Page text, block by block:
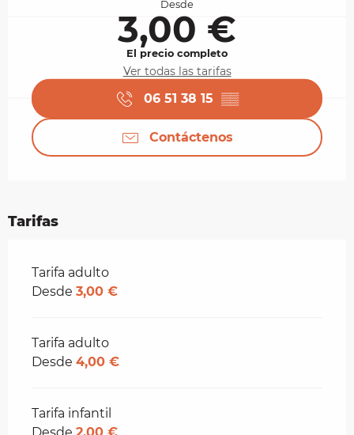
Desde
3,00 €
El precio completo
Ver todas las tarifas
06 51 38 15 ▒▒
Contáctenos
Tarifas
Tarifas 2026
Tarifa adulto
Desde 3,00 €
Tarifa adulto
Desde 4,00 €
Tarifa infantil